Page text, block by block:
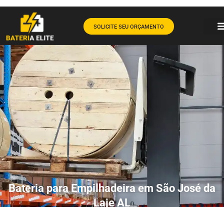
SOLICITE SEU ORÇAMENTO
Bateria para Empilhadeira em São José da
Laje AL